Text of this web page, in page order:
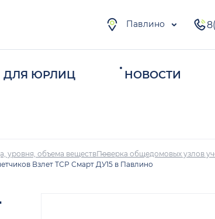
Павлино
ДЛЯ ЮРЛИЦ НОВОСТИ
уровня, объема веществПоверка общедомовых узлов
Взлет ТСР Смарт ДУ15 в Павлино